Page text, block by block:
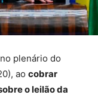
plenário do
ao cobrar
o leilão da